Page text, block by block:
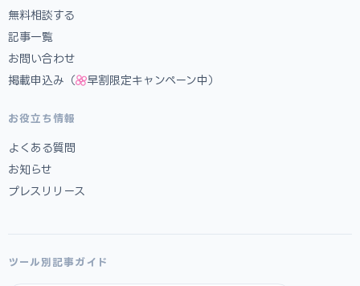
無料相談する
記事一覧
お問い合わせ
掲載申込み（
早割限定キャンペーン中）
お役立ち情報
よくある質問
お知らせ
プレスリリース
ツール別記事ガイド